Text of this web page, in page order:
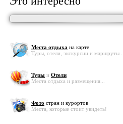
Места отдыха на карте
Туры, отели, экскурсии и маршруты ...
Туры и Отели
Места отдыха и размещения...
Фото стран и курортов
Места, которые стоит увидеть!